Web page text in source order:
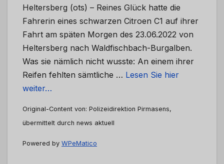
Heltersberg (ots) – Reines Glück hatte die
Fahrerin eines schwarzen Citroen C1 auf ihrer
Fahrt am späten Morgen des 23.06.2022 von
Heltersberg nach Waldfischbach-Burgalben.
Was sie nämlich nicht wusste: An einem ihrer
Reifen fehlten sämtliche … Lesen Sie hier
weiter…
Original-Content von: Polizeidirektion Pirmasens,
übermittelt durch news aktuell
Powered by WPeMatico